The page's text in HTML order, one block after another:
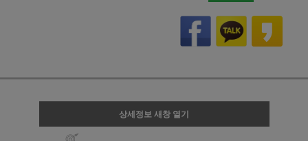
상세정보 새창 열기